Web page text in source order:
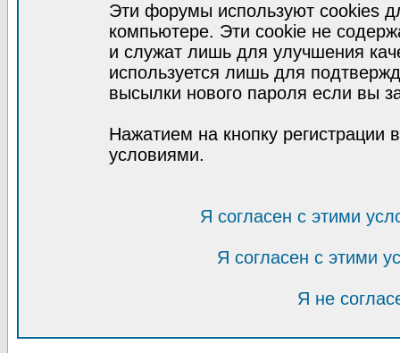
Эти форумы используют cookies
компьютере. Эти cookie не
и служат лишь для улучшения
используется лишь для
высылки нового пароля если вы
Нажатием на кнопку регистрации
условиями.
Я согласен с этими
Я согласен с этими
Я не